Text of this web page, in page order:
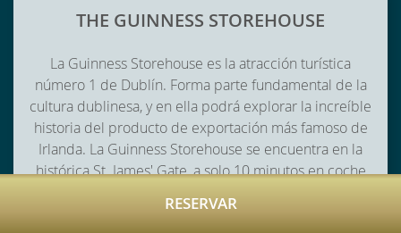
THE GUINNESS STOREHOUSE
La Guinness Storehouse es la atracción turística
número 1 de Dublín. Forma parte fundamental de la
cultura dublinesa, y en ella podrá explorar la increíble
historia del producto de exportación más famoso de
Irlanda. La Guinness Storehouse se encuentra en la
histórica St. James' Gate, a solo 10 minutos en coche
RESERVAR